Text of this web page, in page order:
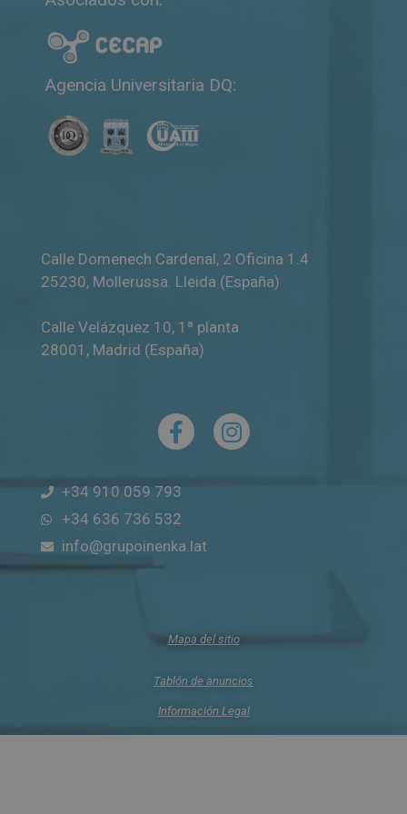
Agencia Universitaria DQ:
Calle Domenech Cardenal, 2 Oficina 1.4
25230, Mollerussa Lleida (España)
Calle Velázquez 10, 1ª planta
28001 , Madrid (España)
+34 910 059 793
+34 636 736 532
info@grupoinenka.lat
Mapa del sitio
Tablón de anuncios
Información Legal